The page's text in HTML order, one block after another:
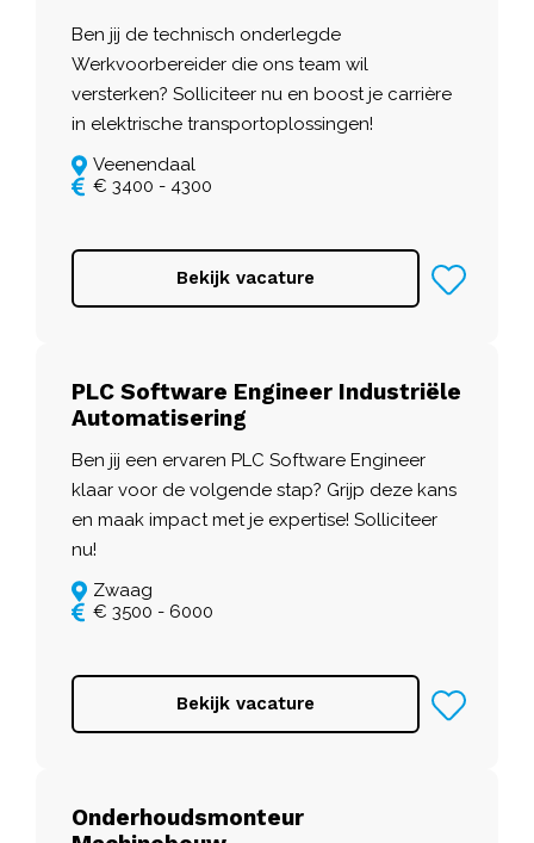
Ben jij de technisch onderlegde
Werkvoorbereider die ons team wil
versterken? Solliciteer nu en boost je carrière
in elektrische transportoplossingen!
Veenendaal
€ 3400 - 4300
Bekijk vacature
PLC Software Engineer Industriële
Automatisering
Ben jij een ervaren PLC Software Engineer
klaar voor de volgende stap? Grijp deze kans
en maak impact met je expertise! Solliciteer
nu!
Zwaag
€ 3500 - 6000
Bekijk vacature
Onderhoudsmonteur